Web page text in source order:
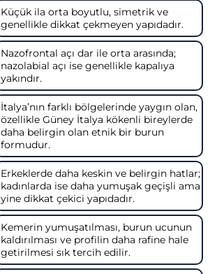
Küçük ila orta boyutlu, simetrik ve
genellikle dikkat çekmeyen yapıdadır.
Nazofrontal açı dar ile orta arasında;
nazolabial açı ise genellikle kapalıya
yakındır.
İtalya’nın farklı bölgelerinde yaygın olan,
özellikle Güney İtalya kökenli bireylerde
daha belirgin olan etnik bir burun
formudur.
Erkeklerde daha keskin ve belirgin hatlar;
kadınlarda ise daha yumuşak geçişli ama
yine dikkat çekici yapıdadır.
Kemerin yumuşatılması, burun ucunun
kaldırılması ve profilin daha rafine hale
getirilmesi sık tercih edilir.